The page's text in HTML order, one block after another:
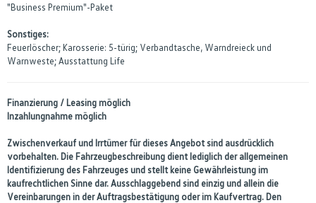
"Business Premium"-Paket
Sonstiges:
Feuerlöscher; Karosserie: 5-türig; Verbandtasche, Warndreieck und
Warnweste; Ausstattung Life
Finanzierung / Leasing möglich
Inzahlungnahme möglich
Zwischenverkauf und Irrtümer für dieses Angebot sind ausdrücklich
vorbehalten. Die Fahrzeugbeschreibung dient lediglich der allgemeinen
Identifizierung des Fahrzeuges und stellt keine Gewährleistung im
kaufrechtlichen Sinne dar. Ausschlaggebend sind einzig und allein die
Vereinbarungen in der Auftragsbestätigung oder im Kaufvertrag. Den